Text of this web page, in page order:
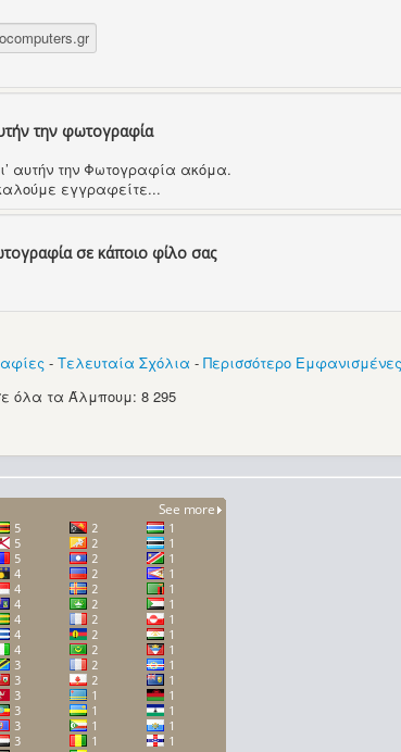
την φωτογραφία
αυτήν την Φωτογραφία ακόμα.
εγγραφείτε...
σε κάποιο φίλο σας
- Τελευταία Σχόλια - Περισσότερο Εμφανισμένες
όλα τα Άλμπουμ: 8 295